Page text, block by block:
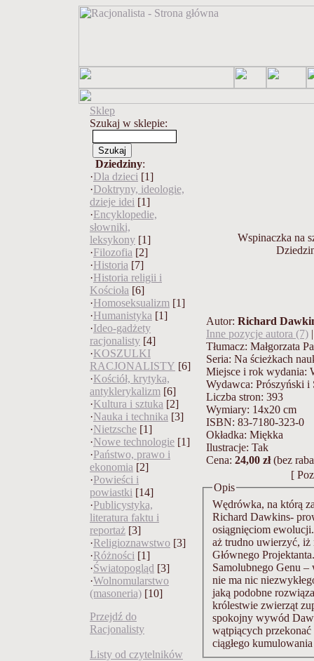
Sklep
Szukaj w sklepie:
Dziedziny:
·Dla dzieci [1]
·Doktryny, ideologie,
dzieje idei [1]
·Encyklopedie,
słowniki,
leksykony [1]
·Filozofia [2]
·Historia [7]
·Historia religii i
Kościoła [6]
·Homoseksualizm [1]
·Humanistyka [1]
·Ideo-gadżety
racjonalisty [4]
·KOSZULKI
RACJONALISTY [6]
·Kościół, krytyka,
antyklerykalizm [6]
·Kultura i sztuka [2]
·Nauka i technika [3]
·Nietzsche [1]
·Nowe technologie [1]
·Państwo, prawo i
ekonomia [2]
·Powieści i
powiastki [14]
·Publicystyka,
literatura faktu i
reportaż [3]
·Religioznawstwo [3]
·Różności [1]
·Światopogląd [3]
·Wolnomularstwo
(masoneria) [10]
Przejdź do
Racjonalisty
Listy od czytelników
Wspinaczka na
Autor: Richard
Inne pozycje autora (7)
Tłumacz: Małgorzata
Seria: Na ścieżkach
Miejsce i rok wydania:
Wydawca: Prószyński i
Liczba stron: 393
Wymiary: 14x20 cm
ISBN: 83-7180-323-0
Okładka: Miękka
Ilustracje: Tak
Cena: 24,00 zł(bez
[
Opis
Wędrówka, na którą
Richard Dawkins-
osiągnięciom
aż trudno uwierzyć, iż
Głównego
Samolubnego Genu –
nie ma nic
jaką podobne rozwiązania pojawiały się
królestwie zwierząt
spokojny wywód
wątpiących
ciągłego